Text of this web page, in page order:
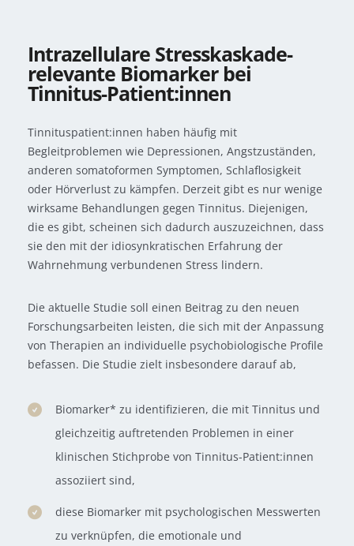
Intrazellulare Stresskaskade-
relevante Biomarker bei
Tinnitus-Patient:innen
Tinnituspatient:innen haben häufig mit
Begleitproblemen wie Depressionen, Angstzuständen,
anderen somatoformen Symptomen, Schlaflosigkeit
oder Hörverlust zu kämpfen. Derzeit gibt es nur wenige
wirksame Behandlungen gegen Tinnitus. Diejenigen,
die es gibt, scheinen sich dadurch auszuzeichnen, dass
sie den mit der idiosynkratischen Erfahrung der
Wahrnehmung verbundenen Stress lindern.
Die aktuelle Studie soll einen Beitrag zu den neuen
Forschungsarbeiten leisten, die sich mit der Anpassung
von Therapien an individuelle psychobiologische Profile
befassen. Die Studie zielt insbesondere darauf ab,
Biomarker* zu identifizieren, die mit Tinnitus und
gleichzeitig auftretenden Problemen in einer
klinischen Stichprobe von Tinnitus-Patient:innen
assoziiert sind,
diese Biomarker mit psychologischen Messwerten
zu verknüpfen, die emotionale und